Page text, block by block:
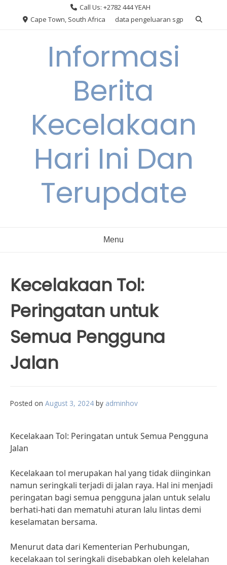
Call Us: +2782 444 YEAH
Cape Town, South Africa
data pengeluaran sgp
Informasi
Berita
Kecelakaan
Hari Ini Dan
Terupdate
Menu
Kecelakaan Tol:
Peringatan untuk
Semua Pengguna
Jalan
Posted on August 3, 2024 by adminhov
Kecelakaan Tol: Peringatan untuk Semua Pengguna
Jalan
Kecelakaan tol merupakan hal yang tidak diinginkan
namun seringkali terjadi di jalan raya. Hal ini menjadi
peringatan bagi semua pengguna jalan untuk selalu
berhati-hati dan mematuhi aturan lalu lintas demi
keselamatan bersama.
Menurut data dari Kementerian Perhubungan,
kecelakaan tol seringkali disebabkan oleh kelelahan